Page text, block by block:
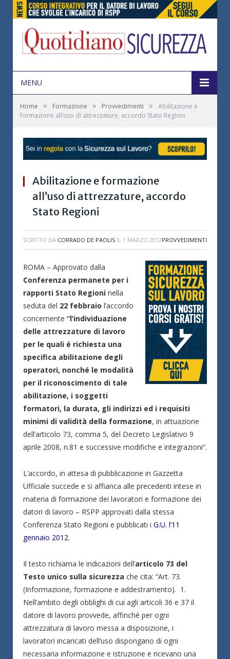
MENU
Home » Formazione » Provvedimenti »
Abilitazione e
formazione all’uso di attrezzature, accordo Stato Regioni
Abilitazione e formazione
all’uso di attrezzature, accordo
Stato Regioni
SCRITTO DA CORRADO DE PAOLIS IL 1 MARZO 2012PROVVEDIMENTI
ROMA – Approvato dalla
Conferenza permanete per i
rapporti Stato Regioni nella
seduta del 22 febbraio l’accordo
concernente “l’individuazione
delle attrezzature di lavoro
per le quali é richiesta una
specifica abilitazione degli
operatori, nonché le modalità
per il riconoscimento di tale
abilitazione, i soggetti
formatori, la durata, gli indirizzi ed i requisiti
minimi di validità della formazione, in attuazione
dell’articolo 73, comma 5, del Decreto Legislativo 9
aprile 2008, n.81 e successive modifiche e integrazioni”.
L’accordo, in attesa di pubblicazione in Gazzetta
Ufficiale succede e si affianca alle precedenti intese in
materia di formazione dei lavoratori e formazione dei
datori di lavoro – RSPP approvati dalla stessa
Conferenza Stato Regioni e pubblicati i G.U. l’11
gennaio 2012.
Il testo richiama le indicazioni dell’articolo 73 del
Testo unico sulla sicurezza che cita: “Art. 73.
(Informazione, formazione e addestramento). 1.
Nell’ambito degli obblighi di cui agli articoli 36 e 37 il
datore di lavoro provvede, affinché per ogni
attrezzatura di lavoro messa a disposizione, i
lavoratori incaricati dell’uso dispongano di ogni
necessaria informazione e istruzione e ricevano una